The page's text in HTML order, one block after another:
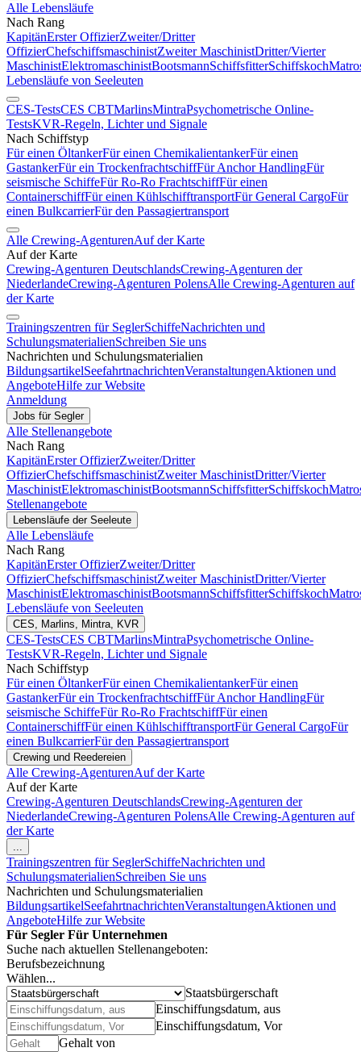
Alle Lebensläufe
Nach Rang
KapitänErster OffizierZweiter/Dritter
OffizierChefschiffsmaschinistZweiter MaschinistDritter/Vierter
MaschinistElektromaschinistBootsmannSchiffsfitterSchiffskoch
Lebensläufe von Seeleuten
CES-TestsCES CBTMarlinsMintraPsychometrische Online-
TestsKVR-Regeln, Lichter und Signale
Nach Schiffstyp
Für einen ÖltankerFür einen ChemikalientankerFür einen
GastankerFür ein TrockenfrachtschiffFür Anchor HandlingFür
seismische SchiffeFür Ro-Ro FrachtschiffFür einen
ContainerschiffFür einen KühlschifftransportFür General CargoFür
einen BulkcarrierFür den Passagiertransport
Alle Crewing-AgenturenAuf der Karte
Auf der Karte
Crewing-Agenturen DeutschlandsCrewing-Agenturen der
NiederlandeCrewing-Agenturen PolensAlle Crewing-Agenturen auf
der Karte
Trainingszentren für SeglerSchiffeNachrichten und
SchulungsmaterialienSchreiben Sie uns
Nachrichten und Schulungsmaterialien
BildungsartikelSeefahrtnachrichtenVeranstaltungenAktionen und
AngeboteHilfe zur Website
Anmeldung
Jobs für Segler
Alle Stellenangebote
Nach Rang
KapitänErster OffizierZweiter/Dritter
OffizierChefschiffsmaschinistZweiter MaschinistDritter/Vierter
MaschinistElektromaschinistBootsmannSchiffsfitterSchiffskoch
Stellenangebote
Lebensläufe der Seeleute
Alle Lebensläufe
Nach Rang
KapitänErster OffizierZweiter/Dritter
OffizierChefschiffsmaschinistZweiter MaschinistDritter/Vierter
MaschinistElektromaschinistBootsmannSchiffsfitterSchiffskoch
Lebensläufe von Seeleuten
CES, Marlins, Mintra, KVR
CES-TestsCES CBTMarlinsMintraPsychometrische Online-
TestsKVR-Regeln, Lichter und Signale
Nach Schiffstyp
Für einen ÖltankerFür einen ChemikalientankerFür einen
GastankerFür ein TrockenfrachtschiffFür Anchor HandlingFür
seismische SchiffeFür Ro-Ro FrachtschiffFür einen
ContainerschiffFür einen KühlschifftransportFür General CargoFür
einen BulkcarrierFür den Passagiertransport
Crewing und Reedereien
Alle Crewing-AgenturenAuf der Karte
Auf der Karte
Crewing-Agenturen DeutschlandsCrewing-Agenturen der
NiederlandeCrewing-Agenturen PolensAlle Crewing-Agenturen auf
der Karte
...
Trainingszentren für SeglerSchiffeNachrichten und
SchulungsmaterialienSchreiben Sie uns
Nachrichten und Schulungsmaterialien
BildungsartikelSeefahrtnachrichtenVeranstaltungenAktionen und
AngeboteHilfe zur Website
Für Segler Für Unternehmen
Suche nach aktuellen Stellenangeboten:
Berufsbezeichnung
Wählen...
Staatsbürgerschaft
Einschiffungsdatum, aus
Einschiffungsdatum, Vor
Gehalt von